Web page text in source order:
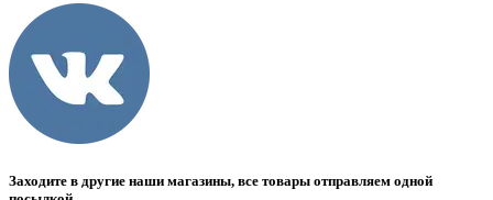
Заходите в другие наши магазины, все товары отправляем одной